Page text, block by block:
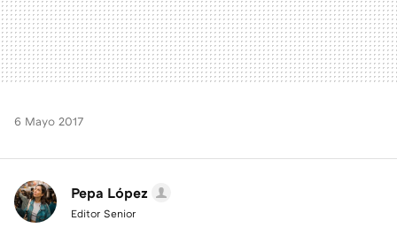
6 Mayo 2017
Pepa López
Editor Senior